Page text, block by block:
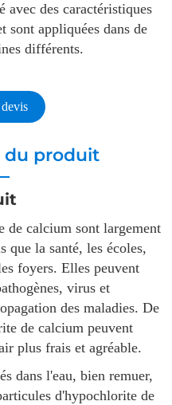
avec des caractéristiques
sont appliquées dans de
différents.
produit
de calcium sont largement
que la santé, les écoles,
foyers. Elles peuvent
virus et
des maladies. De
de calcium peuvent
plus frais et agréable.
dans l'eau, bien remuer,
d'hypochlorite de